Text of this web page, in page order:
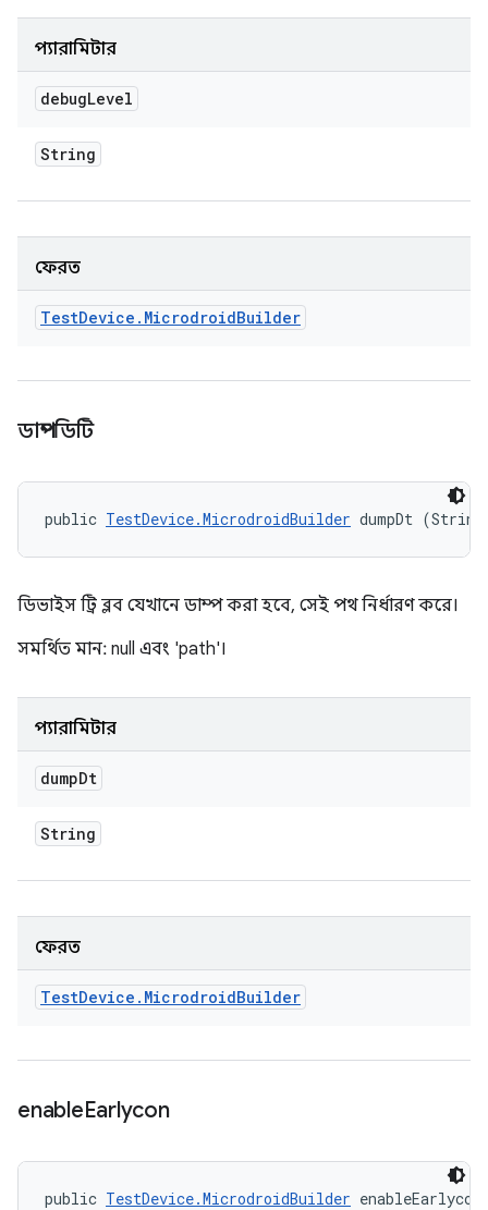
প্যারামিটার
debugLevel
String
ফেরত
TestDevice . MicrodroidBuilder
ডাম্পডিটি
public TestDevice.MicrodroidBuilder dumpDt (String
ডিভাইস ট্রি ব্লব যেখানে ডাম্প করা হবে, সেই পথ নির্ধারণ করে।
সমর্থিত মান: null এবং 'path'।
প্যারামিটার
dumpDt
String
ফেরত
TestDevice . MicrodroidBuilder
enableEarlycon
public TestDevice.MicrodroidBuilder